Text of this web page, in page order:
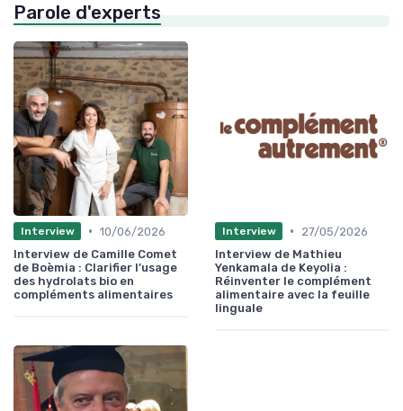
Parole d'experts
Interview • 10/06/2026
Interview de Camille Comet
de Boèmia : Clarifier l’usage
des hydrolats bio en
compléments alimentaires
Interview •
27/05/2026
Interview de Mathieu
Yenkamala de Keyolia :
Réinventer le complément
alimentaire avec la feuille
linguale